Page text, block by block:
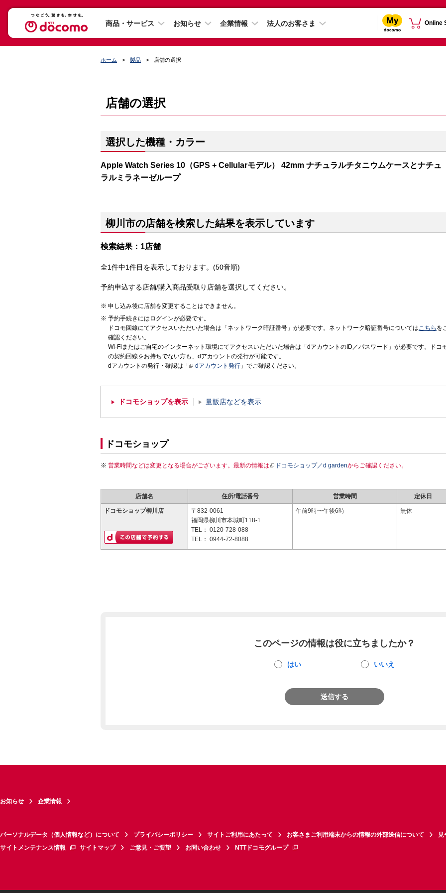
商品・サービス お知らせ 企業情報 法人のお客さま Online
ホーム 製品 店舗の選択
店舗の選択
選択した機種・カラー
Apple Watch Series 10（GPS + Cellularモデル） 42mm ナチュラルチタニウムケースとナチュ
ラルミラネーゼループ
柳川市の店舗を検索した結果を表示しています
検索結果：1店舗
全1件中1件目を表示しております。(50音順)
予約申込する店舗/購入商品受取り店舗を選択してください。
申し込み後に店舗を変更することはできません。
予約手続きにはログインが必要です。
ドコモ回線にてアクセスいただいた場合は「ネットワーク暗証番号」が必要です。ネットワーク暗証番号についてはこちら を
確認ください。
Wi-Fiまたはご自宅のインターネット環境にてアクセスいただいた場合は「dアカウントのID／パスワード」が必要です。ドコ
の契約回線をお持ちでない方も、dアカウントの発行が可能です。
dアカウントの発行・確認は「
dアカウント発行 」でご確認ください。
ドコモショップを表示 量販店などを表示
ドコモショップ
営業時間などは変更となる場合がございます。最新の情報は ドコモショップ／d gardenからご確認ください。
店舗名 住所/電話番号 営業時間 定休日
ドコモショップ柳川店
〒832-0061
福岡県柳川市本城町118-1
TEL： 0120-728-088
TEL： 0944-72-8088
午前9時〜午後6時 無休
このページの情報は役に立ちましたか？
はい いいえ
送信する
お知らせ 企業情報
パーソナルデータ（個人情報など）について プライバシーポリシー サイトご利用にあたって お客さまご利用端末からの情報の外部送信について
見
サイトメンテナンス情報
サイトマップ ご意見・ご要望 お問い合わせ NTTドコモグループ